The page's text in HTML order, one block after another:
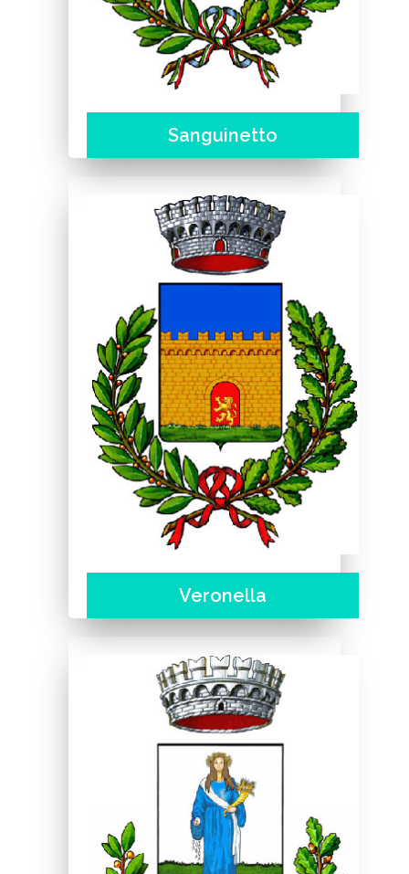
Sanguinetto
Veronella